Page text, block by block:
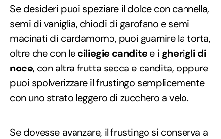
Se desideri puoi speziare il dolce con cannella,
semi di vaniglia, chiodi di garofano e semi
macinati di cardamomo, puoi guarnire la torta,
oltre che con leciliegie canditee i gherigli di
noce, con altra frutta secca e candita, oppure
puoi spolverizzare il frustingo semplicemente
con uno strato leggero di zucchero a velo.
Se dovesse avanzare, il frustingo si conserva a